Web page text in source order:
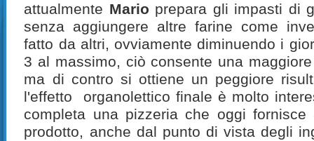
attualmente Mario prepara gli impasti di
senza aggiungere altre farine come
fatto da altri, ovviamente diminuendo i
3 al massimo, ciò consente una
ma di contro si ottiene un peggiore
l'effetto organolettico finale è molto
completa una pizzeria che oggi
prodotto, anche dal punto di vista degli